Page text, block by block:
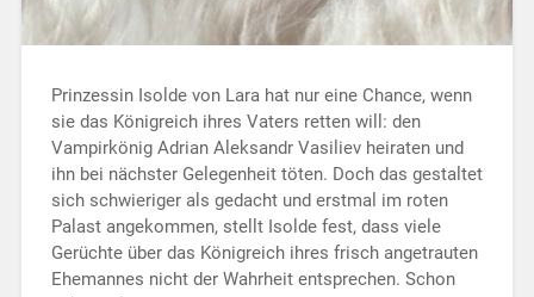
Prinzessin Isolde von Lara hat nur eine Chance, wenn
sie das Königreich ihres Vaters retten will: den
Vampirkönig Adrian Aleksandr Vasiliev heiraten und
ihn bei nächster Gelegenheit töten. Doch das gestaltet
sich schwieriger als gedacht und erstmal im roten
Palast angekommen, stellt Isolde fest, dass viele
Gerüchte über das Königreich ihres frisch angetrauten
Ehemannes nicht der Wahrheit entsprechen. Schon